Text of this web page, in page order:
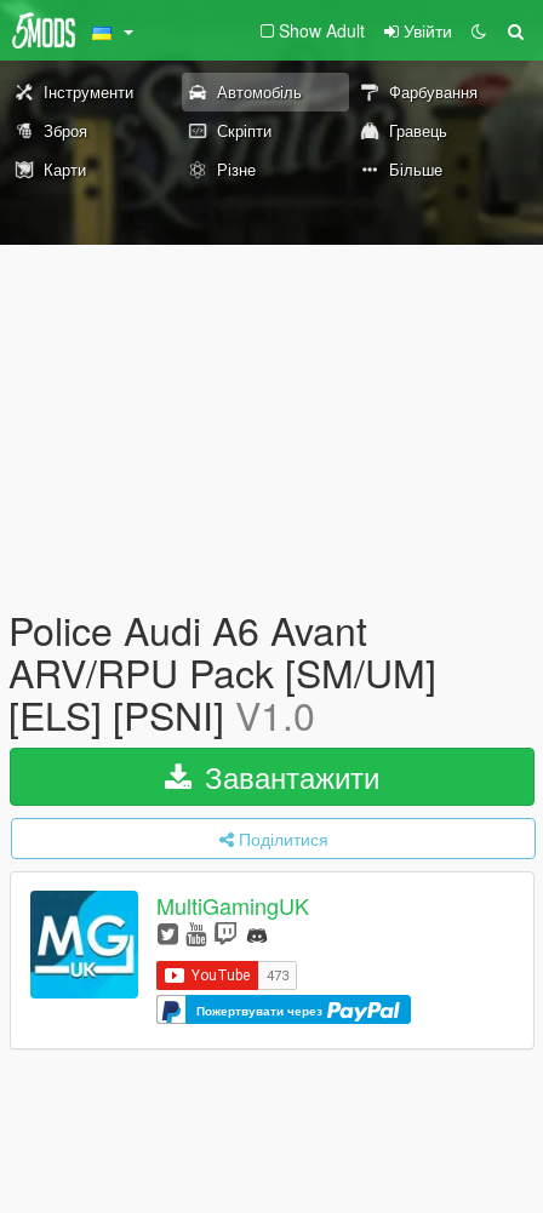
Show Adult Увійти
Інструменти Автомобіль
Фарбування
Зброя
Скріпти
Гравець
Карти
Різне Більше
Police Audi A6 Avant
ARV/RPU Pack [SM/UM]
[ELS] [PSNI] V1.0
Завантажити
Поділитися
MultiGamingUK
Пожертвувати через